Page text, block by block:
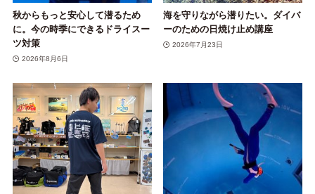
秋からもっと安心して潜るため
に。今の時季にできるドライスー
ツ対策
2026年8月6日
海を守りながら潜りたい。ダイバ
ーのための日焼け止め講座
2026年7月23日